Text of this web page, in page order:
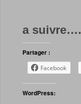
a suivre….
Partager :
Facebook
WordPress: